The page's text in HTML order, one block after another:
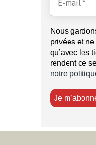
Nous
privées et
qu’avec les
rendent ce
notre